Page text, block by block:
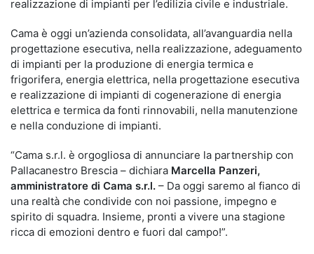
realizzazione di impianti per l’edilizia civile e industriale.
Cama è oggi un’azienda consolidata, all’avanguardia nella
progettazione esecutiva, nella realizzazione, adeguamento
di impianti per la produzione di energia termica e
frigorifera, energia elettrica, nella progettazione esecutiva
e realizzazione di impianti di cogenerazione di energia
elettrica e termica da fonti rinnovabili, nella manutenzione
e nella conduzione di impianti.
“Cama s.r.l. è orgogliosa di annunciare la partnership con
Pallacanestro Brescia – dichiara Marcella Panzeri,
amministratore di Cama s.r.l. – Da oggi saremo al fianco di
una realtà che condivide con noi passione, impegno e
spirito di squadra. Insieme, pronti a vivere una stagione
ricca di emozioni dentro e fuori dal campo!”.